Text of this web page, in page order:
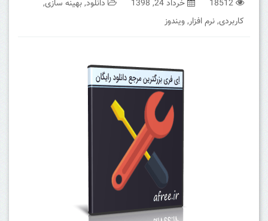
18512 خرداد 24, 1398 دانلود,بهینه سازی,
کاربردی,نرم افزار,ویندوز